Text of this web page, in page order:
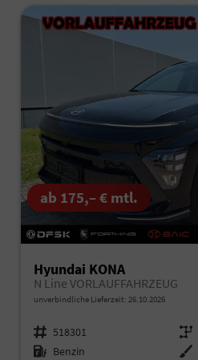
ab 175,– € mtl.
Hyundai KONA
N Line VORLAUFFAHRZEUG
unverbindliche Lieferzeit: 26.10.2026
Fahrzeugnr. 518301 Getriebe
Kraftstoff Benzin Außenfarbe